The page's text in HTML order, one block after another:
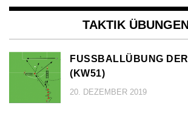
TAKTIK
FUSSBALLÜBUNG DER
KW51)
20. DEZEMBER 2019